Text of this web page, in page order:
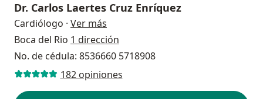
Dr. Carlos Laertes Cruz Enríquez
Cardiólogo · Ver más
Boca del Rio 1 dirección
No. de cédula: 8536660 5718908
182 opiniones